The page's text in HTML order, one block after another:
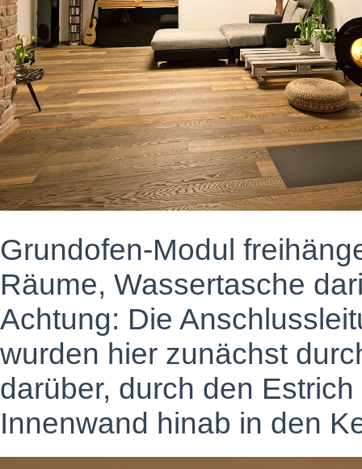
Grundofen-Modul
Räume, Wassertasche
Achtung: Die
wurden hier zunächst
darüber, durch den
Innenwand hinab in den